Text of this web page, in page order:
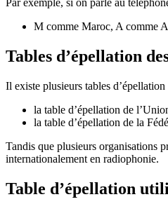
Par exemple, si on parle au
M comme Maroc, A comme
Tables d’épellation
Il existe plusieurs tables
la table d’épellation de
la table d’épellation de la
Tandis que plusieurs organisations
internationalement en radiophonie.
Table d’épellation